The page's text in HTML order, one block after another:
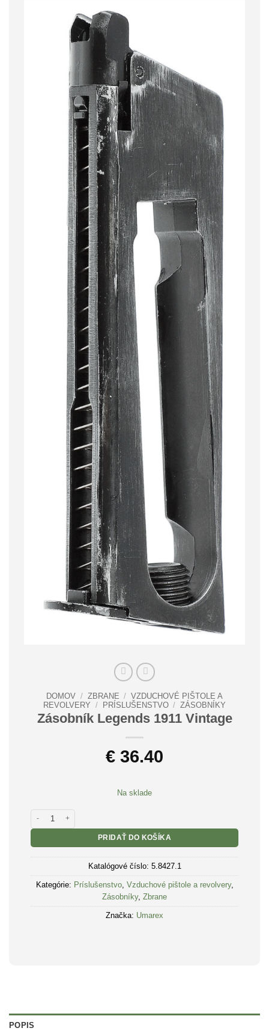
DOMOV / ZBRANE / VZDUCHOVÉ PIŠTOLE A
REVOLVERY / PRÍSLUŠENSTVO / ZÁSOBNÍKY
Zásobník Legends 1911 Vintage
€ 36.40
Na sklade
množstvo Zásobník Legends 1911 Vintage
PRIDAŤ DO KOŠÍKA
Katalógové číslo: 5.8427.1
Kategórie: Príslušenstvo, Vzduchové pištole a revolvery,
Zásobníky, Zbrane
Značka: Umarex
POPIS